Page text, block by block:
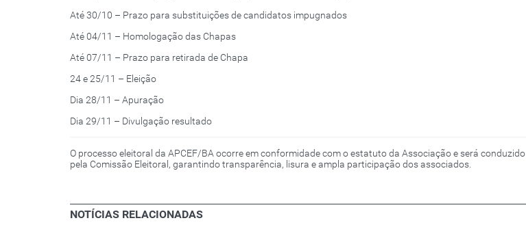
Até 30/10 – Prazo para substituições de candidatos impugnados
Até 04/11 – Homologação das Chapas
Até 07/11 – Prazo para retirada de Chapa
24 e 25/11 – Eleição
Dia 28/11 – Apuração
Dia 29/11 – Divulgação resultado
O processo eleitoral da APCEF/BA ocorre em conformidade com o estatuto da Associação e será conduzido
pela Comissão Eleitoral, garantindo transparência, lisura e ampla participação dos associados.
NOTÍCIAS RELACIONADAS